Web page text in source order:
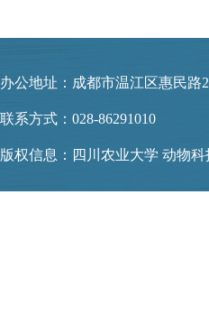
办公地址：成都市温江区惠民路
联系方式：028-86291010
版权信息：四川农业大学 动物